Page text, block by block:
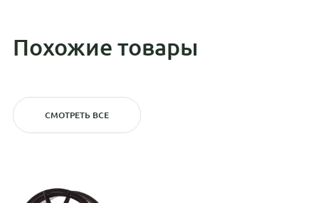
Похожие товары
СМОТРЕТЬ ВСЕ